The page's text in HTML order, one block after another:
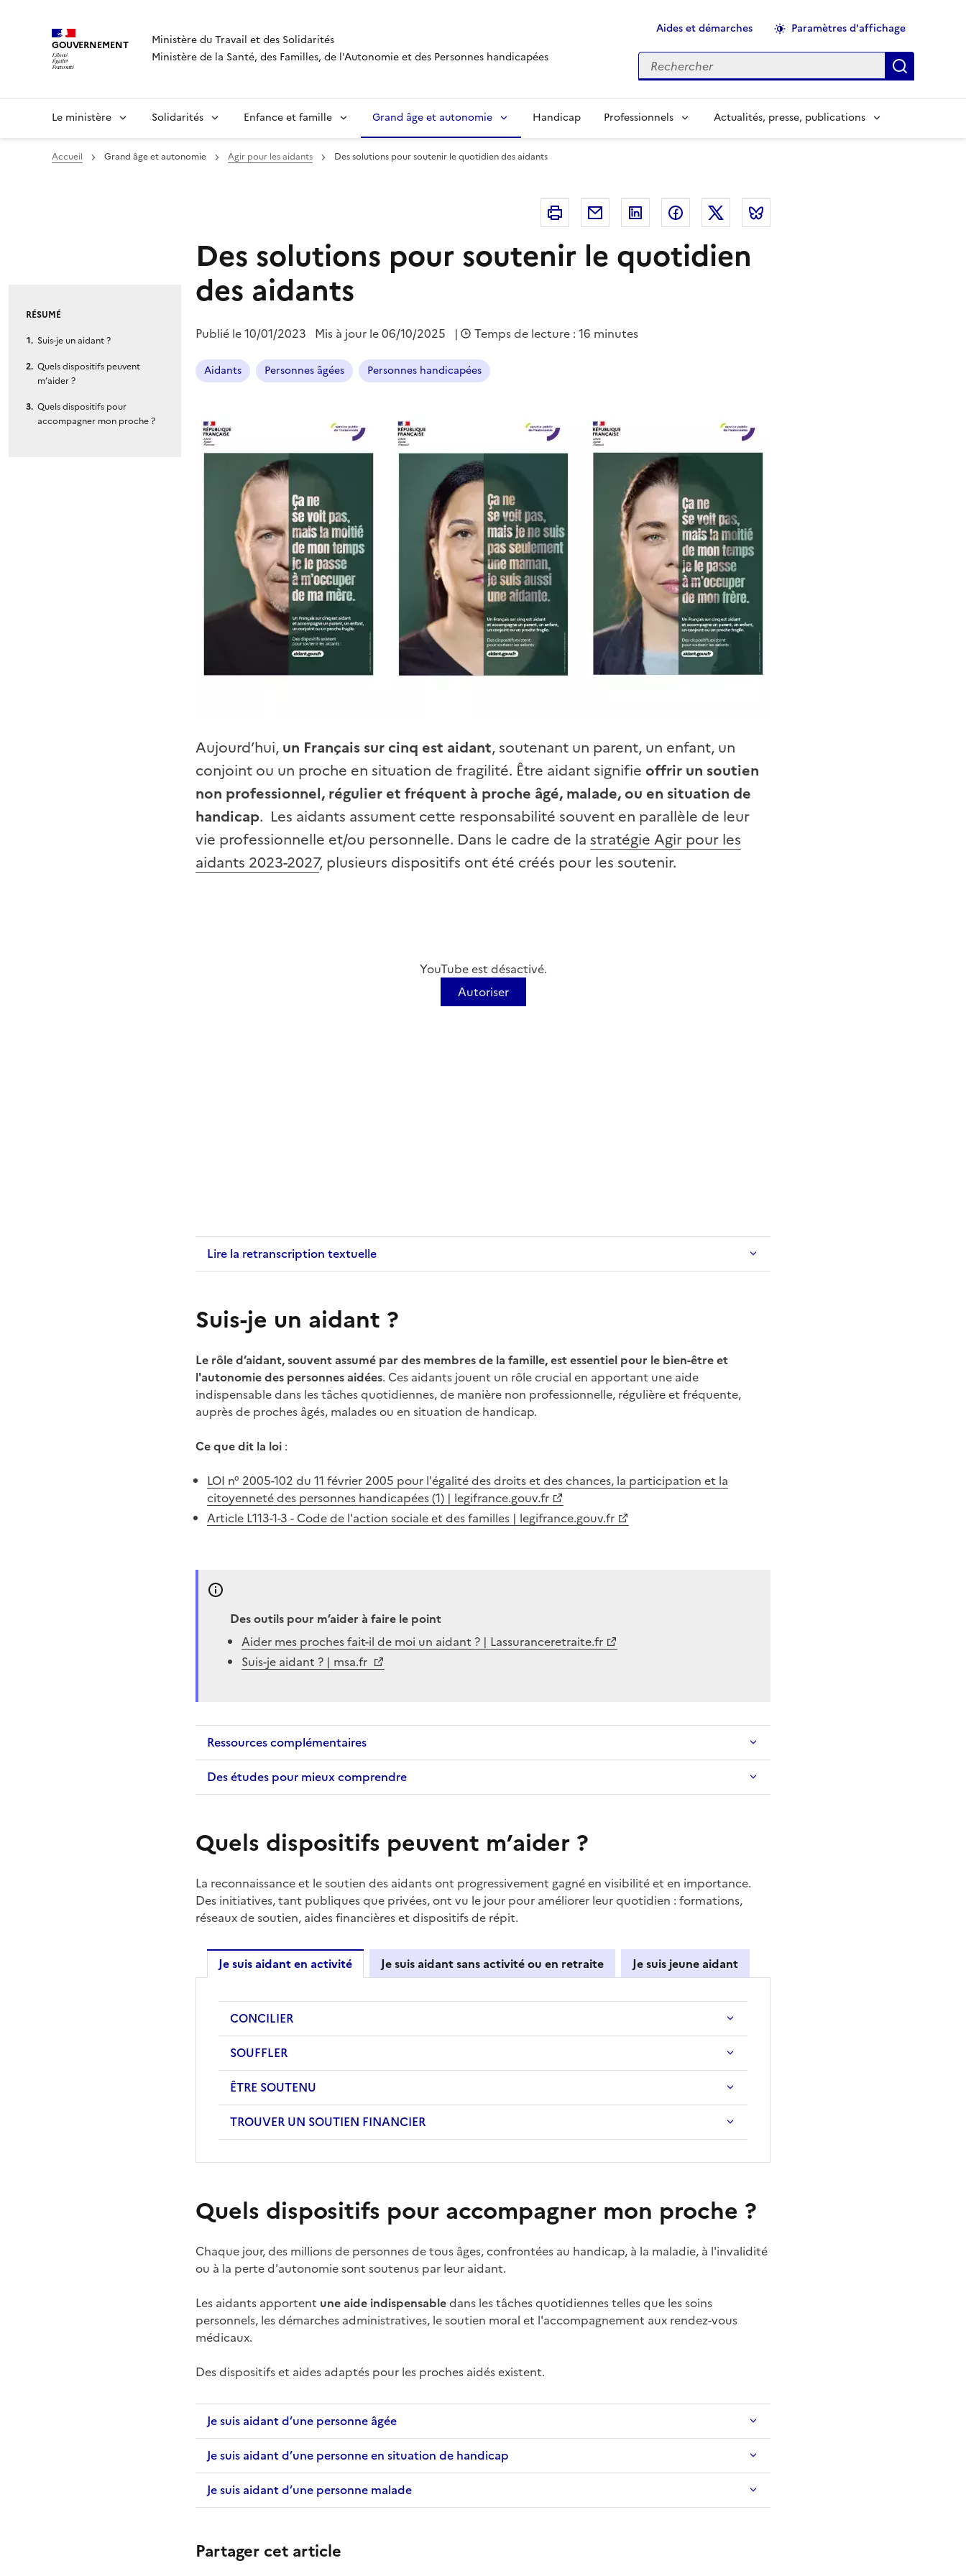
GOUVERNEMENT
Ministère du Travail et des Solidarités
Ministère de la Santé, des Familles, de l'Autonomie et des Personnes handicapées
Aides et démarches Paramètres d'affichage
Rechercher
Le ministère Solidarités Enfance et famille Grand âge et autonomie Handicap Professionnels Actualités, presse, publications
Accueil Grand âge et autonomie Agir pour les aidants Des solutions pour soutenir le quotidien des aidants
Imprimer Courriel Linkedin FacebookTwitter
Des solutions pour soutenir le quotidien
des aidants
Publié le10/01/2023 Mis à jour le06/10/2025 | Temps de lecture : 16 minutes
Aidants Personnes âgées Personnes handicapées
Aujourd’hui, un Français sur cinq est aidant, soutenant un parent, un enfant, un
conjoint ou un proche en situation de fragilité. Être aidant signifie offrir un soutien
non professionnel, régulier et fréquent à proche âgé, malade, ou en situation de
handicap. Les aidants assument cette responsabilité souvent en parallèle de leur
vie professionnelle et/ou personnelle. Dans le cadre de la stratégie Agir pour les
aidants 2023-2027, plusieurs dispositifs ont été créés pour les soutenir.
RÉSUMÉ
Suis-je un aidant ?
Quels dispositifs peuvent
m’aider ?
Quels dispositifs pour
accompagner mon proche ?
YouTube est désactivé.
Autoriser
Lire la retranscription textuelle
Suis-je un aidant ?
Le rôle d’aidant, souvent assumé par des membres de la famille, est essentiel pour le bien-être et
l'autonomie des personnes aidées. Ces aidants jouent un rôle crucial en apportant une aide
indispensable dans les tâches quotidiennes, de manière non professionnelle, régulière et fréquente,
auprès de proches âgés, malades ou en situation de handicap.
Ce que dit la loi :
LOI n° 2005-102 du 11 février 2005 pour l'égalité des droits et des chances, la participation et la
citoyenneté des personnes handicapées (1) | legifrance.gouv.fr
Article L113-1-3 - Code de l'action sociale et des familles | legifrance.gouv.fr
Des outils pour m’aider à faire le point
Aider mes proches fait-il de moi un aidant ? | Lassuranceretraite.fr
Suis-je aidant ? | msa.fr
Ressources complémentaires
Des études pour mieux comprendre
Quels dispositifs peuvent m’aider ?
La reconnaissance et le soutien des aidants ont progressivement gagné en visibilité et en importance.
Des initiatives, tant publiques que privées, ont vu le jour pour améliorer leur quotidien : formations,
réseaux de soutien, aides financières et dispositifs de répit.
Je suis aidant en activité Je suis aidant sans activité ou en retraite Je suis jeune aidant
CONCILIER
SOUFFLER
ÊTRE SOUTENU
TROUVER UN SOUTIEN FINANCIER
Quels dispositifs pour accompagner mon proche ?
Chaque jour, des millions de personnes de tous âges, confrontées au handicap, à la maladie, à l'invalidité
ou à la perte d'autonomie sont soutenus par leur aidant.
Les aidants apportent une aide indispensabledans les tâches quotidiennes telles que les soins
personnels, les démarches administratives, le soutien moral et l'accompagnement aux rendez-vous
médicaux.
Des dispositifs et aides adaptés pour les proches aidés existent.
Je suis aidant d’une personne âgée
Je suis aidant d’une personne en situation de handicap
Je suis aidant d’une personne malade
Partager cet article